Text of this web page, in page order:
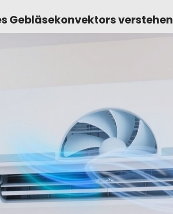
Gebläsekonvektors verstehen